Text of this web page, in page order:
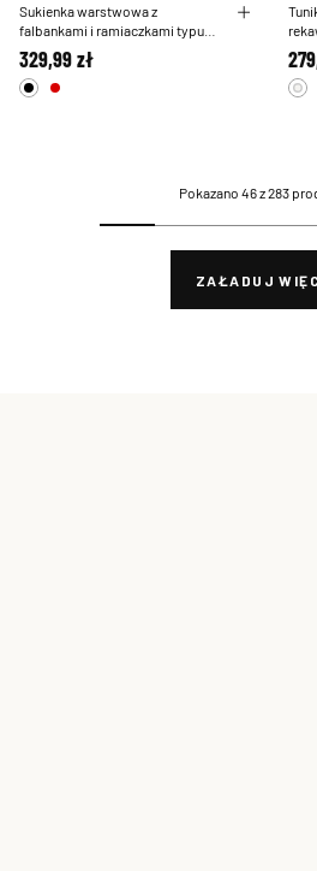
Sukienka warstwowa z
falbankami i ramiaczkami typu
spaghetti
329,99 zł
Pokazano 46 z 283
ZAŁADUJ